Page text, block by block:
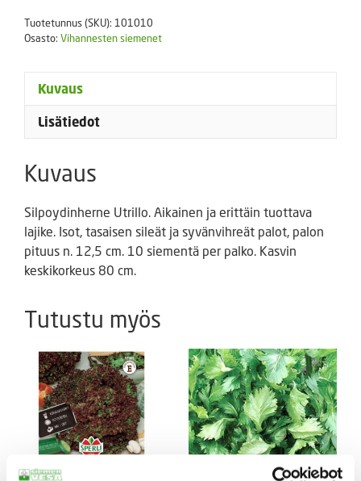
Tuotetunnus (SKU): 101010
Osasto: Vihannesten siemenet
Kuvaus
Lisätiedot
Kuvaus
Silpoydinherne Utrillo. Aikainen ja erittäin tuottava
lajike. Isot, tasaisen sileät ja syvänvihreät palot, palon
pituus n. 12,5 cm. 10 siementä per palko. Kasvin
keskikorkeus 80 cm.
Tutustu myös